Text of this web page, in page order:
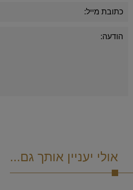
אולי יעניין אותך גם...